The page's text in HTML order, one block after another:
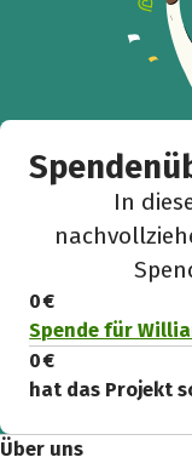
In
0 €
Spende für
0 €
hat das Projekt
Über uns